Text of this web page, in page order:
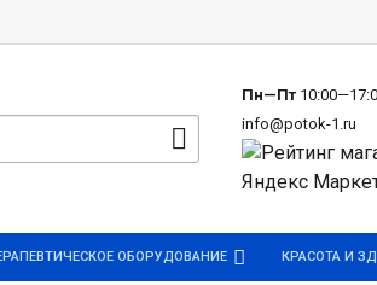
Пн—Пт
info@potok-1.ru
ОБОРУДОВАНИЕ КРАСОТА И